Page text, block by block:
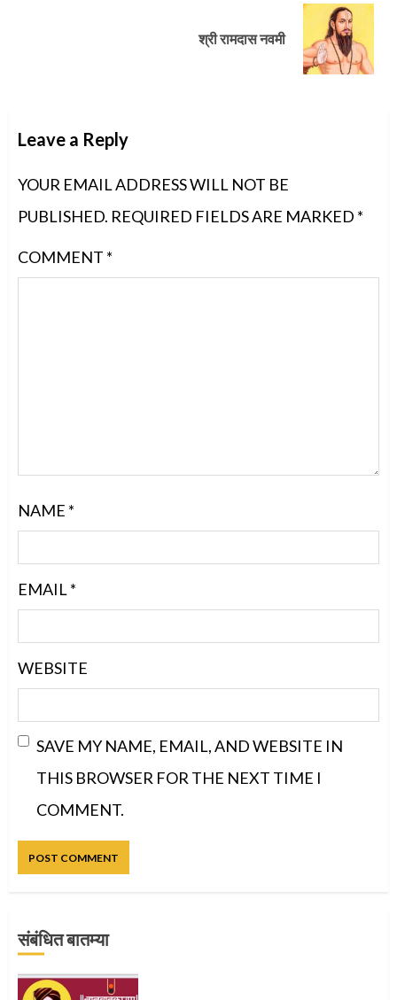
श्री रामदास नवमी
Leave a Reply
YOUR EMAIL ADDRESS WILL NOT BE
PUBLISHED. REQUIRED FIELDS ARE MARKED *
COMMENT *
NAME *
EMAIL*
WEBSITE
SAVE MY NAME, EMAIL, AND WEBSITE IN
THIS BROWSER FOR THE NEXT TIME I
COMMENT.
संबंधित बातम्या